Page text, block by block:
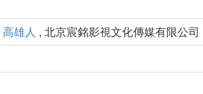
高雄人 , 北京宸銘影視文化傳媒有限公司